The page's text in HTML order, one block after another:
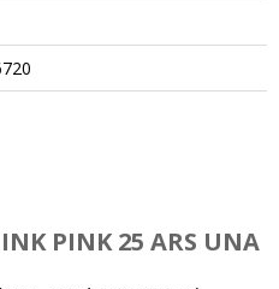
PINK 25 ARS UNA